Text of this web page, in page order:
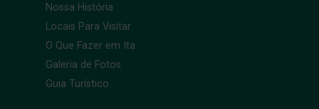
Nossa História
Locais Para Visitar
O Que Fazer em Ita
Galeria de Fotos
Guia Turístico